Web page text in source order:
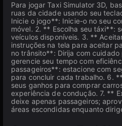
Para jogar Taxi Simulator 3D,
ruas da cidade usando seu
Inicie o jogo**: Inicie-o no seu
móvel. 2. ** Escolha seu táxi**:
veículos disponíveis. 3. **
instruções na tela para aceitar
no trânsito**: Dirija com
gerencie seu tempo com
passageiros**: estacione com
para concluir cada trabalho. 6.
seus ganhos para comprar
experiência de condução. 7. **
deixe apenas passageiros;
áreas escondidas enquanto